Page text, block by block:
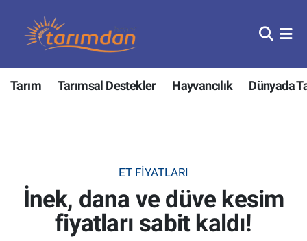
Tarım Tarımsal Destekler Hayvancılık Dünyada
ET FIYATLARI
İnek, dana ve düve kesim
fiyatları sabit kaldı!
Tarım
Hayvancılık
Tarımsal Destekler
Tarım Bakanlığı
Nöbetçi Eczaneler
Hava Durumu
Tüm Manşetler
Son Dakika Haberleri